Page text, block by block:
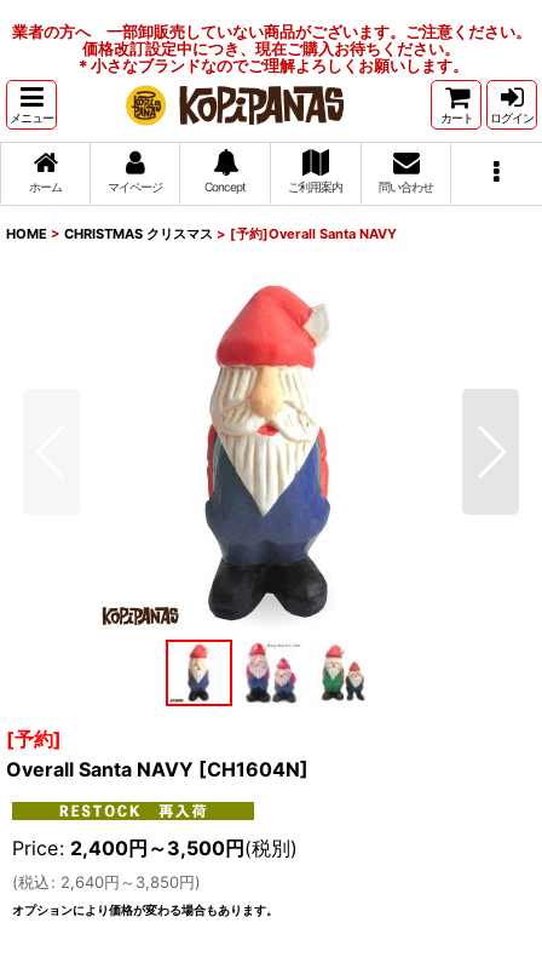
業者の方へ 一部卸販売していない商品がございます。ご注意ください。
価格改訂設定中につき、現在ご購入お待ちください。
＊小さなブランドなのでご理解よろしくお願いします。
メニュー カート ログイン
ホーム マイページ Concept ご利用案内 問い合わせ
HOME > CHRISTMAS クリスマス > [予約]Overall Santa NAVY
[予約]
Overall Santa NAVY [CH1604N]
Price: 2,400円 ～3,500円 (税別)
(税込: 2,640円 ～3,850円)
オプションにより価格が変わる場合もあります。